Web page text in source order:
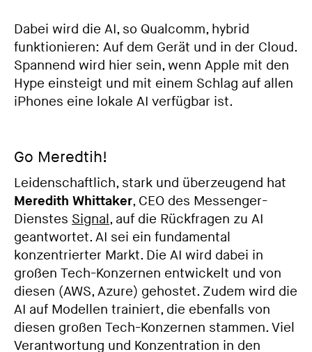
Dabei wird die AI, so Qualcomm, hybrid
funktionieren: Auf dem Gerät und in der Cloud.
Spannend wird hier sein, wenn Apple mit den
Hype einsteigt und mit einem Schlag auf allen
iPhones eine lokale AI verfügbar ist.
Go Meredtih!
Leidenschaftlich, stark und überzeugend hat
Meredith Whittaker, CEO des Messenger-
Dienstes Signal, auf die Rückfragen zu AI
geantwortet. AI sei ein fundamental
konzentrierter Markt. Die AI wird dabei in
großen Tech-Konzernen entwickelt und von
diesen (AWS, Azure) gehostet. Zudem wird die
AI auf Modellen trainiert, die ebenfalls von
diesen großen Tech-Konzernen stammen. Viel
Verantwortung und Konzentration in den